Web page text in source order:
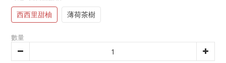
西西里甜柚 薄荷茶樹
數量